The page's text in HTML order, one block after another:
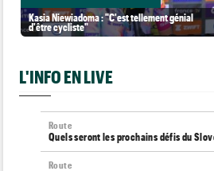
Kasia Niewiadoma : "C'est tellement génial
d'être cycliste"
L'INFO EN LIVE
Route
Quels seront les prochains défis du
Route